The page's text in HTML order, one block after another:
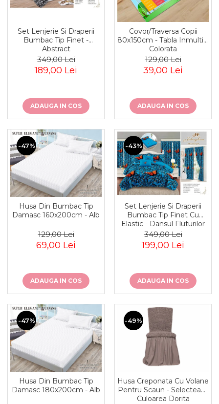
Cearceaf cu elastic
Cearceaf normal
Lenjerii Pufoase Fluffy/ Rabbit
Bumbac Neted Nesatinat
Bumbac 100%
Lenjerii Satin Premium
Lenjerii Jacquard
Lenjerii Matase
Lenjerii Creponate
Lenjerii pentru PASTE
Set Lenjerie + Draperii Pat Dublu
Huse De Pat Tricotate 180x200cm
Huse Impermeabile 160x200cm
Huse Impermeabile 180x200cm
Set Lenjerie Si Draperii
Bumbac Tip Finet -
Abstract
349,00 Lei
189,00 Lei
ADAUGA IN COS
Covor/Traversa Copii
80x150cm - Tabla Inmultirii
Colorata
129,00 Lei
39,00 Lei
ADAUGA IN COS
-47%
Husa Din Bumbac Tip
Damasc 160x200cm - Alb
129,00 Lei
69,00 Lei
ADAUGA IN COS
-43%
Set Lenjerie Si Draperii
Bumbac Tip Finet Cu
Elastic - Dansul Fluturilor
349,00 Lei
199,00 Lei
ADAUGA IN COS
-47%
Husa Din Bumbac Tip
Damasc 180x200cm - Alb
-49%
Husa Creponata Cu Volane
Pentru Scaun - Selecteaza
Culoarea Dorita